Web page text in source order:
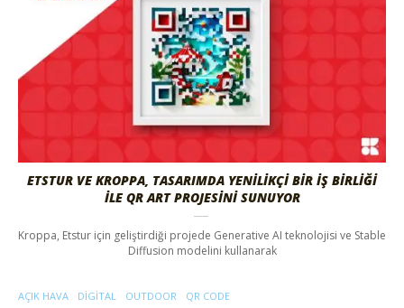
ETSTUR VE KROPPA, TASARIMDA YENILIKÇI BIR İŞ BIRLIĞI
ILE QR ART PROJESINI SUNUYOR
Kroppa, Etstur için geliştirdiği projede Generative AI teknolojisi ve Stable
Diffusion modelini kullanarak
AÇIK HAVA DIGITAL OUTDOOR QR CODE